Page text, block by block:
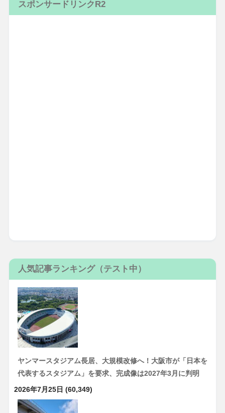
スポンサードリンクR2
人気記事ランキング（テスト中）
ヤンマースタジアム長居、大規模改修へ！大阪市が「日本を
代表するスタジアム」を要求、完成像は2027年3月に判明
2026年7月25日 (60,349)